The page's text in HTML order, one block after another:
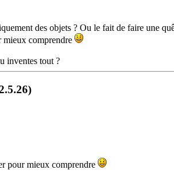
des objets ? Ou le fait de faire une
mieux comprendre
inventes tout ?
pour mieux comprendre